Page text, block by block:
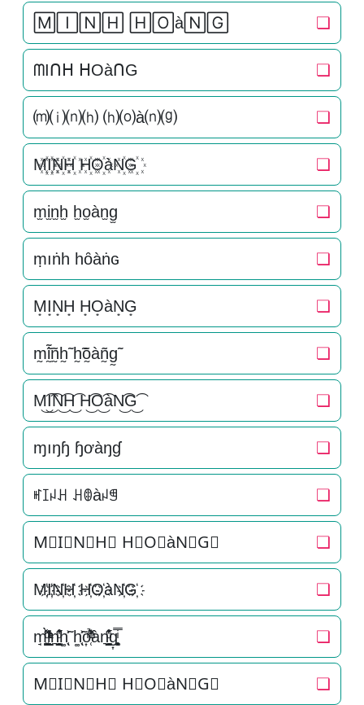
🄼🄸🄽🄷 🄷🄾à🄽🄶 ❏
ᗰIᑎᕼ ᕼOàᑎG ❏
⒨⒤⒩⒣ ⒣⒪à⒩⒢ ❏
M꙰I꙰N꙰H꙰ H꙰O꙰àN꙰G꙰ ❏
m̫i̫n̫h̫ h̫o̫àn̫g̫ ❏
ṃıṅһ һȏàṅɢ ❏
M͙I͙N͙H͙ H͙O͙àN͙G͙ ❏
m̰̃ḭ̃ñ̰h̰̃ h̰̃õ̰àñ̰g̰̃ ❏
M͜͡I͜͡N͜͡H͜͡ H͜͡O͜͡àN͜͡G͜͡ ❏
ɱıŋɧ ɧơàŋɠ ❏
ꎭꀤꈤꃅ ꃅꂦàꈤꁅ ❏
M⃟I⃟N⃟H⃟ H⃟O⃟àN⃟G⃟ ❏
M҉I҉N҉H҉ H҉O҉àN҉G҉ ❏
m̘͈̺̪͓ͩ͂̾ͪ̀̋i̞̟̫̺ͭ̒ͭͣn͉̠̙͉̗̺̋̋̔ͧ̊h͚̖̜̍̃͐ h͚̖̜̍̃͐o͎̜̓̇ͫ̉͊ͨ͊àn͉̠̙͉̗̺̋̋̔ͧ̊g͎͚̥͎͔͕ͥ̿ ❏
M⃗I⃗N⃗H⃗ H⃗O⃗àN⃗G⃗ ❏